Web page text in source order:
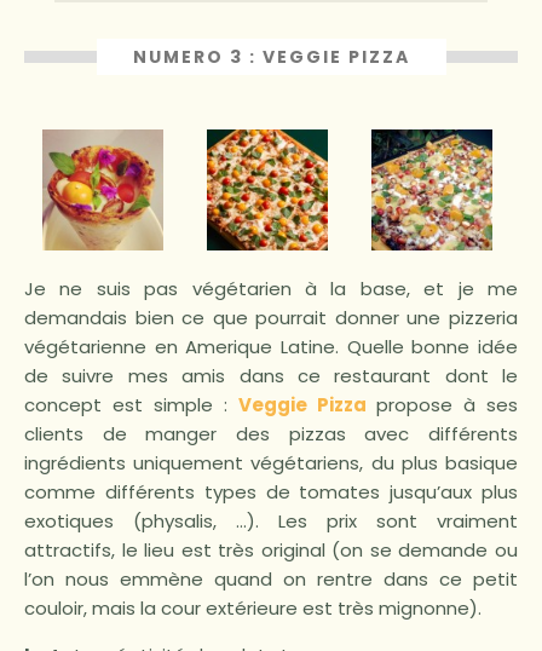
NUMERO 3 : VEGGIE PIZZA
Je ne suis pas végétarien à la base, et je me
demandais bien ce que pourrait donner une pizzeria
végétarienne en Amerique Latine. Quelle bonne idée
de suivre mes amis dans ce restaurant dont le
concept est simple : Veggie Pizza propose à ses
clients de manger des pizzas avec différents
ingrédients uniquement végétariens, du plus basique
comme différents types de tomates jusqu’aux plus
exotiques (physalis, …). Les prix sont vraiment
attractifs, le lieu est très original (on se demande ou
l’on nous emmène quand on rentre dans ce petit
couloir, mais la cour extérieure est très mignonne).